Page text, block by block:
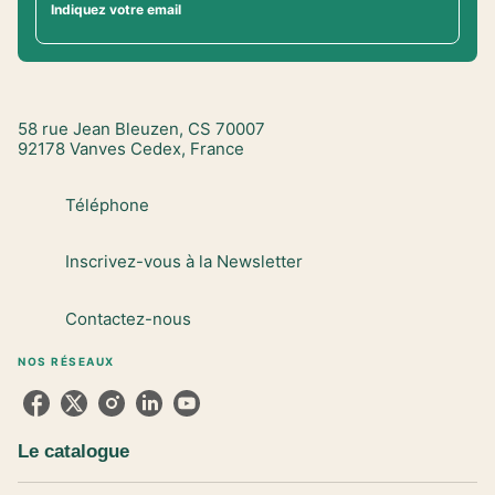
Indiquez votre email
58 rue Jean Bleuzen, CS 70007
92178 Vanves Cedex, France
Téléphone
Inscrivez-vous à la Newsletter
Contactez-nous
NOS RÉSEAUX
Le catalogue